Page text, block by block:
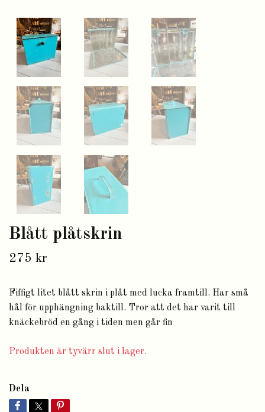
Blått plåtskrin
275 kr
Fiffigt litet blått skrin i plåt med lucka framtill. Har små
hål för upphängning baktill. Tror att det har varit till
knäckebröd en gång i tiden men går fin
Produkten är tyvärr slut i lager.
Dela